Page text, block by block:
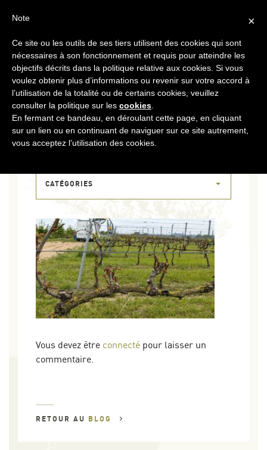
MENU
1_PAGE_3
CATÉGORIES
Vous devez être connecté pour laisser un
commentaire.
RETOUR AU BLOG
×
Note
Ce site ou les outils de ses tiers utilisent des cookies qui sont
nécessaires à son fonctionnement et requis pour atteindre les
objectifs décrits dans la politique relative aux cookies. Si vous
voulez obtenir plus d’informations ou revenir sur votre accord à
l’utilisation de la totalité ou de certains cookies, veuillez
consulter la politique sur les cookies
En fermant ce bandeau, en déroulant cette page, en cliquant
sur un lien ou en continuant de naviguer sur ce site autrement,
vous acceptez l’utilisation des cookies.